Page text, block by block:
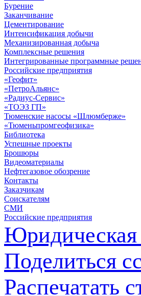
Бурение
Заканчивание
Цементирование
Интенсификация добычи
Механизированная добыча
Комплексные решения
Интегрированные программные
Российские предприятия
«Геофит»
«ПетроАльянс»
«Радиус-Сервис»
«ТОЭЗ ГП»
Тюменские насосы «Шлюмберже»
«Тюменьпромгеофизика»
Библиотека
Успешные проекты
Брошюры
Видеоматериалы
Нефтегазовое обозрение
Контакты
Заказчикам
Соискателям
СМИ
Российские предприятия
Поделиться
Распечатать